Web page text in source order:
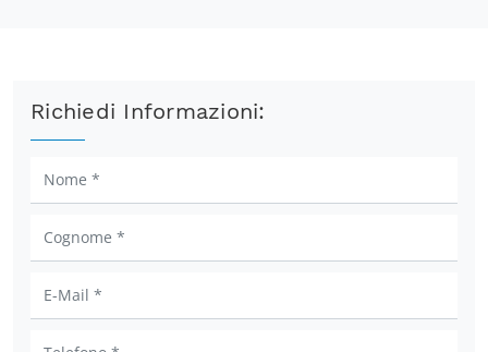
Richiedi Informazioni: